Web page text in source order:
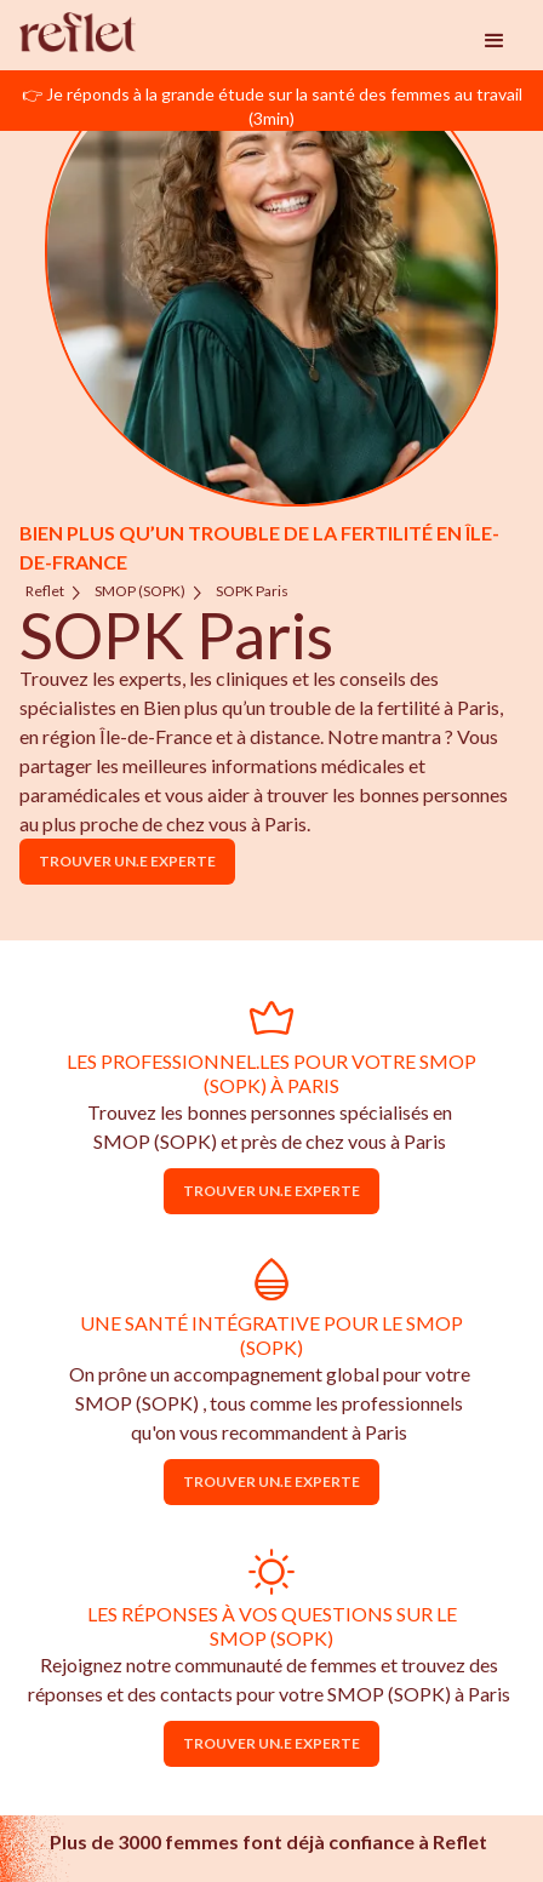
👉 Je réponds à la grande étude sur la santé des femmes au travail
(3min)
BIEN PLUS QU’UN TROUBLE DE LA FERTILITÉ EN ÎLE-
DE-FRANCE
Reflet SMOP (SOPK) SOPK Paris
SOPK Paris
Trouvez les experts, les cliniques et les conseils des
spécialistes en Bien plus qu’un trouble de la fertilité à Paris,
en région Île-de-France et à distance. Notre mantra ? Vous
partager les meilleures informations médicales et
paramédicales et vous aider à trouver les bonnes personnes
au plus proche de chez vous à Paris.
TROUVER UN.E EXPERTE
LES PROFESSIONNEL.LES POUR VOTRE SMOP
(SOPK) À PARIS
Trouvez les bonnes personnes spécialisés en
SMOP (SOPK) et près de chez vous à Paris
TROUVER UN.E EXPERTE
UNE SANTÉ INTÉGRATIVE POUR LE SMOP
(SOPK)
On prône un accompagnement global pour votre
SMOP (SOPK) , tous comme les professionnels
qu'on vous recommandent à Paris
TROUVER UN.E EXPERTE
LES RÉPONSES À VOS QUESTIONS SUR LE
SMOP (SOPK)
Rejoignez notre communauté de femmes et trouvez des
réponses et des contacts pour votre SMOP (SOPK) à Paris
TROUVER UN.E EXPERTE
Plus de 3000 femmes font déjà confiance à Reflet